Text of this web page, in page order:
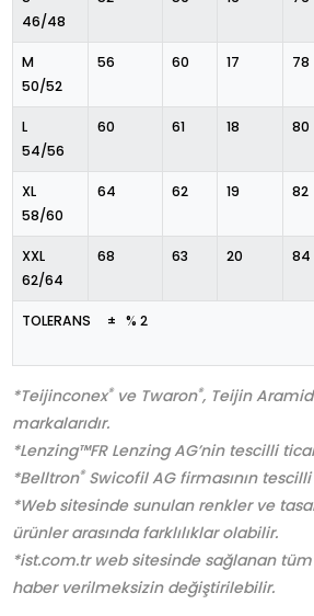
46/48
M
50/52
56 60 17 78
L
54/56
60 61 18 80
XL
58/60
64 62 19 82
XXL
62/64
68 63 20 84
TOLERANS ± % 2
*Teijinconex®ve Twaron®, Teijin
markalarıdır.
*Lenzing™FR Lenzing AG’nin tescilli
*Belltron®Swicofil AG firmasının tescilli
*Web sitesinde sunulan renkler ve
ürünler arasında farklılıklar olabilir.
*ist.com.tr web sitesinde sağlanan
haber verilmeksizin değiştirilebilir.